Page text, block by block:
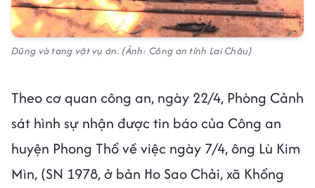
Dũng và tang vật vụ án. (Ảnh: Công an tỉnh Lai Châu)
Theo cơ quan công an, ngày 22/4, Phòng Cảnh
sát hình sự nhận được tin báo của Công an
huyện Phong Thổ về việc ngày 7/4, ông Lù Kim
Mìn, (SN 1978, ở bản Ho Sao Chải, xã Khổng